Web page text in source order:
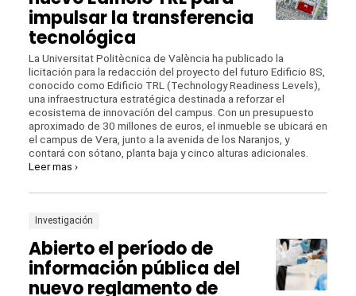
impulsar la transferencia
tecnológica
La Universitat Politècnica de València ha publicado la
licitación para la redacción del proyecto del futuro Edificio 8S,
conocido como Edificio TRL (Technology Readiness Levels),
una infraestructura estratégica destinada a reforzar el
ecosistema de innovación del campus. Con un presupuesto
aproximado de 30 millones de euros, el inmueble se ubicará en
el campus de Vera, junto a la avenida de los Naranjos, y
contará con sótano, planta baja y cinco alturas adicionales.
Leer mas ›
Investigación
Abierto el período de
información pública del
nuevo reglamento de